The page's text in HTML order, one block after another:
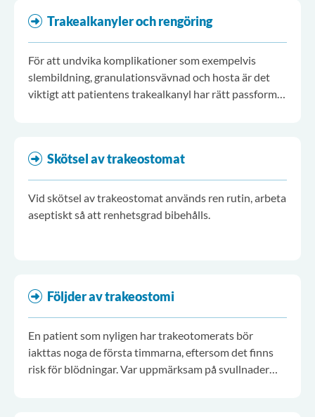
Trakealkanyler och rengöring
För att undvika komplikationer som exempelvis
slembildning, granulationsvävnad och hosta är det
viktigt att patientens trakealkanyl har rätt passform
Skötsel av trakeostomat
Vid skötsel av trakeostomat används ren rutin, arbeta
aseptiskt så att renhetsgrad bibehålls.
Följder av trakeostomi
En patient som nyligen har trakeotomerats bör
iakttas noga de första timmarna, eftersom det finns
risk för blödningar. Var uppmärksam på svullnader